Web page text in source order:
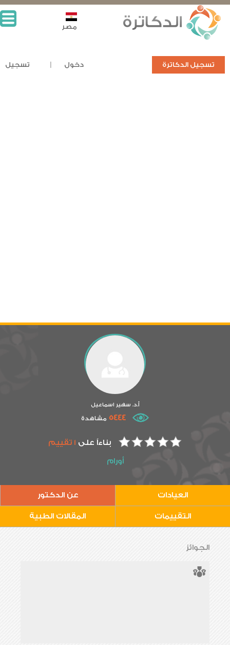
تسجيل الدكاترة دخول تسجيل
مصر
أ.د. سهير اسماعيل
5444 مشاهدة
بناءاً على 1 تقييم
أورام
العيادات عن الدكتور
التقييمات المقالات الطبية
الجوائز